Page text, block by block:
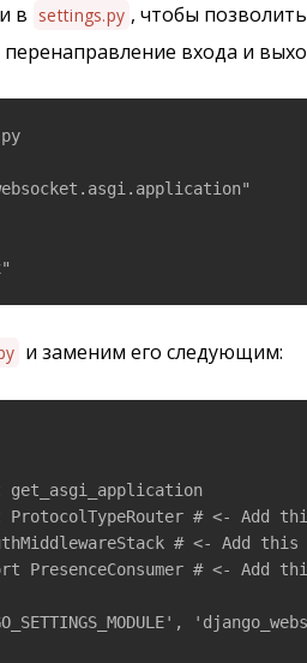
в settings.py , чтобы
входа и
и заменим его следующим:
get_asgi_application
# <- Add
# <- Add this
PresenceConsumer # <- Add